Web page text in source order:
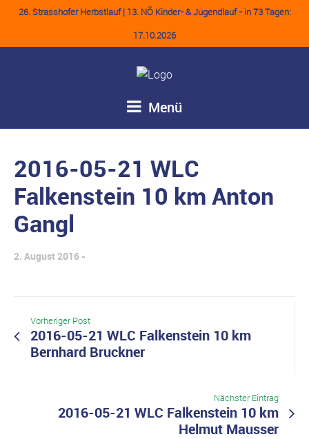
26. Strasshofer Herbstlauf | 13. NÖ Kinder- & Jugendlauf - in 73 Tagen:
17.10.2026
Menü
2016-05-21 WLC
Falkenstein 10 km Anton
Gangl
2. August 2016
Vorheriger Post
2016-05-21 WLC Falkenstein 10 km
Bernhard Bruckner
Nächster Eintrag
2016-05-21 WLC Falkenstein 10 km
Helmut Mausser